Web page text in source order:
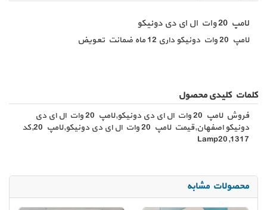
لامپ 20 وات ال ای دی دونیکو
لامپ 20 وات دونیکو داری 12 ماه ضمانت تعویض
کلمات کلیدی محصول
فروش لامپ 20 وات ال ای دی دونیکو,لامپ 20 وات ال ای دی
دونیکو اصفهان,قیمت لامپ 20 وات ال ای دی دونیکو,لامپ 20,کد
1317,Lamp20
محصولات مشابه